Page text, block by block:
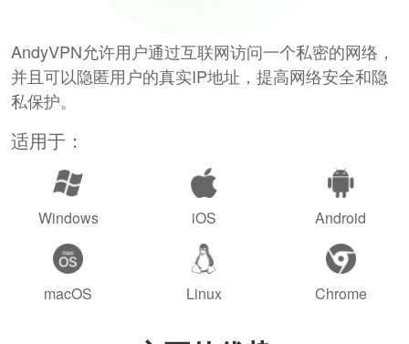
AndyVPN允许用户通过互联网访问一个私密的网络，
并且可以隐匿用户的真实IP地址，提高网络安全和隐
私保护。
适用于：
Windows iOS Android
macOS Linux Chrome